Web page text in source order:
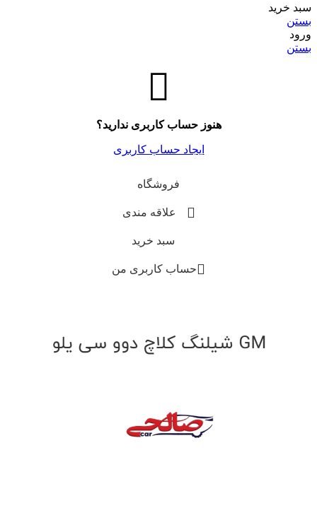
سبد خرید
بستن
ورود
بستن
هنوز حساب کاربری ندارید؟
ایجاد حساب کاربری
فروشگاه
علاقه مندی
سبد خرید
حساب کاربری من